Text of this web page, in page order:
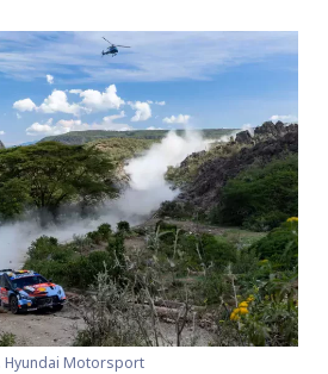
Hyundai Motorsport